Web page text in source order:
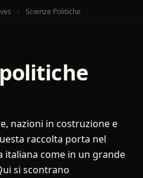
Scienze Politiche
nazioni in costruzione e
raccolta porta nel
italiana come in un grande
si scontrano